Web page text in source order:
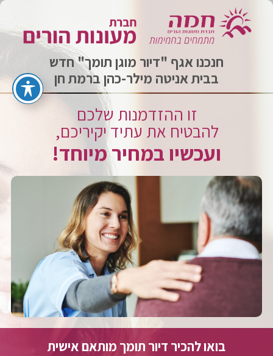
חנכנו אגף "דיור מוגן תומך" חדש
בבית אניטה מילר-כהן ברמת חן
זו ההזדמנות שלכם
להבטיח את עתיד יקיריכם,
ועכשיו במחיר מיוחד!
בואו להכיר דיור תומך מותאם אישית